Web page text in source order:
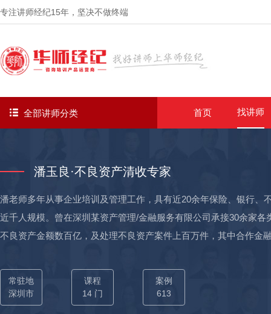
专注讲师经纪15年 ，坚决不做终端
全部讲师分类 首页 找讲师
潘玉良·不良资产清收专家
潘老师多年从事企业培训及管理工作，具有近20余年保险、银行
近千人规模。曾在深圳某资产管理/金融服务有限公司承接30余家
不良资产金额数百亿，及处理不良资产案件上百万件，其中合作金
讲授实用有效课程，授课经验丰富，老师至今累计授课1000天以上，参
▲深圳某资产管理/金融服务有限公司——副总经理 01-搭建了清收
管、催收团队经理系列专业成长课程并参与讲授；开发催收内训师
常驻地
深圳市
课程
14 门
案例
613